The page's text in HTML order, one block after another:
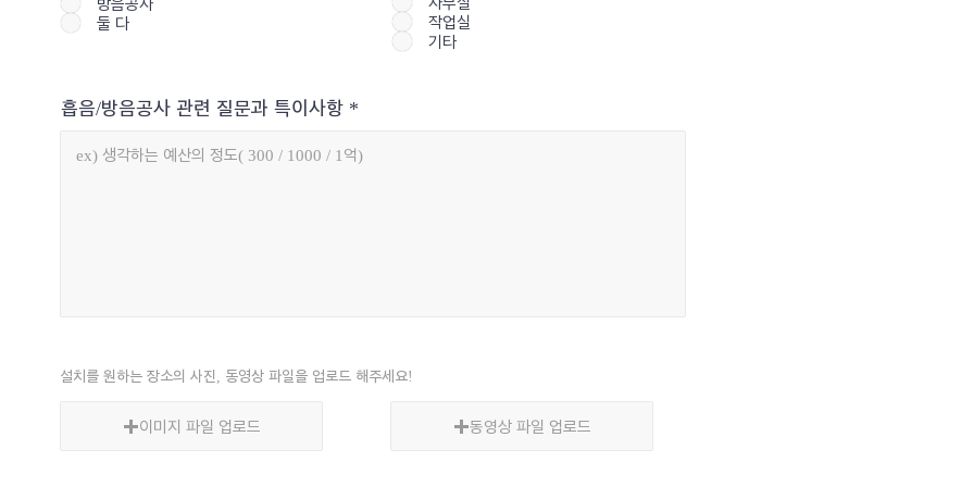
둘 다
작업실
기타
흡음/방음공사 관련 질문과 특이사항
설치를 원하는 장소의 사진, 동영상 파일을 업로드 해주세요!
이미지 파일 업로드 동영상 파일 업로드